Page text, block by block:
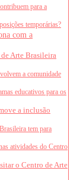
para a
temporárias?
com a
Arte Brasileira
a comunidade
educativos para os
a inclusão
tem para
atividades do Centro
o Centro de Arte